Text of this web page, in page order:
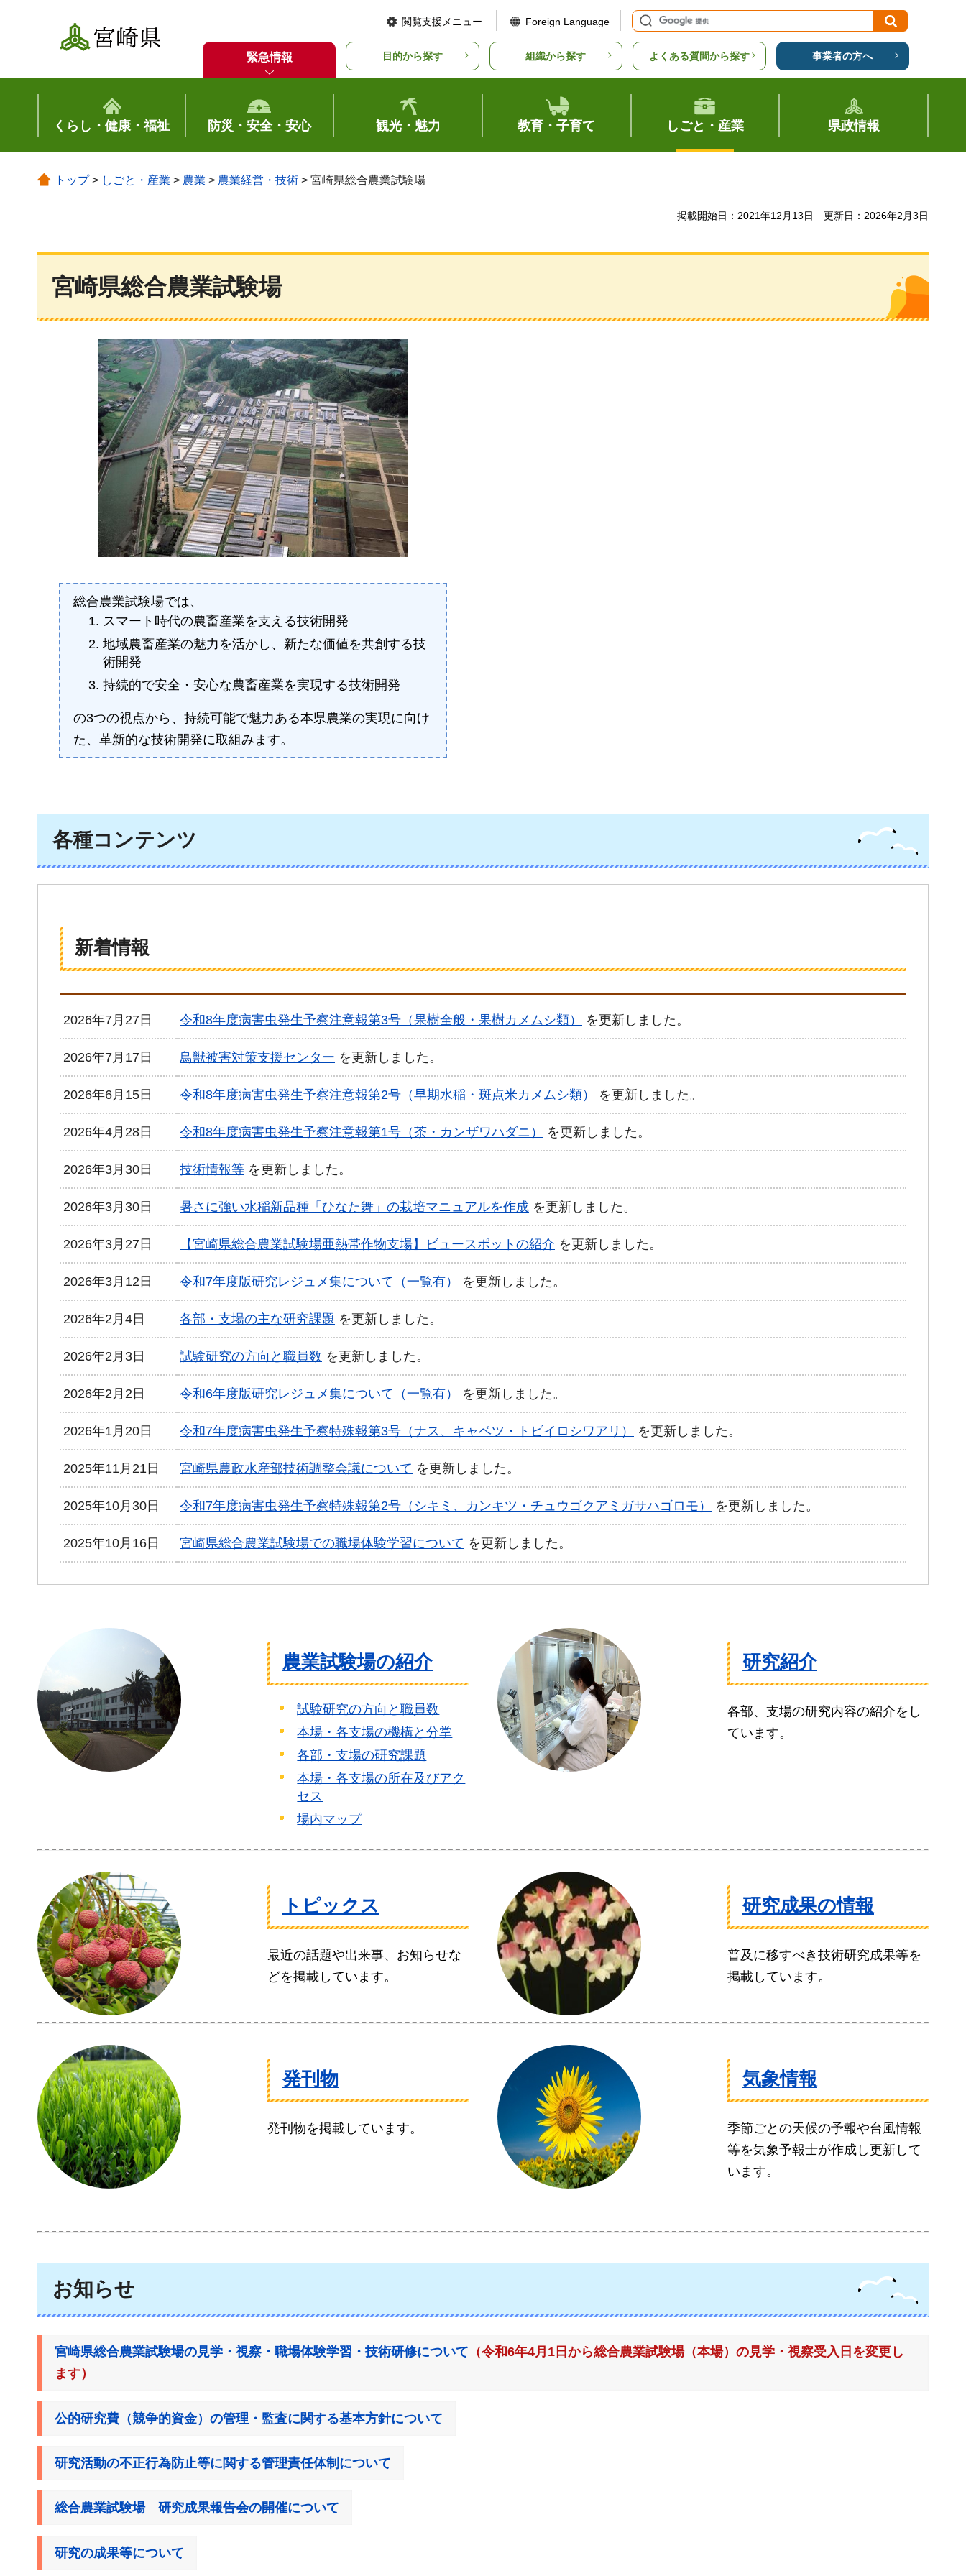
宮崎県
閲覧支援メニュー Foreign Language
緊急情報 目的から探す 組織から探す よくある質問から探す 事業者の方へ
くらし・健康・福祉 防災・安全・安心 観光・魅力 教育・子育て しごと・産業 県政情報
トップ> しごと・産業 > 農業 > 農業経営・技術 > 宮崎県総合農業試験場
掲載開始日：2021年12月13日 更新日：2026年2月3日
宮崎県総合農業試験場
総合農業試験場では、
スマート時代の農畜産業を支える技術開発
地域農畜産業の魅力を活かし、新たな価値を共創する技
術開発
持続的で安全・安心な農畜産業を実現する技術開発
の3つの視点から、持続可能で魅力ある本県農業の実現に向け
た、革新的な技術開発に取組みます。
各種コンテンツ
新着情報
2026年7月27日 令和8年度病害虫発生予察注意報第3号（果樹全般・果樹カメムシ類） を更新しました。
2026年7月17日 鳥獣被害対策支援センター を更新しました。
2026年6月15日 令和8年度病害虫発生予察注意報第2号（早期水稲・斑点米カメムシ類） を更新しました。
2026年4月28日 令和8年度病害虫発生予察注意報第1号（茶・カンザワハダニ） を更新しました。
2026年3月30日 技術情報等 を更新しました。
2026年3月30日 暑さに強い水稲新品種「ひなた舞」の栽培マニュアルを作成 を更新しました。
2026年3月27日 【宮崎県総合農業試験場亜熱帯作物支場】ビュースポットの紹介 を更新しました。
2026年3月12日 令和7年度版研究レジュメ集について（一覧有） を更新しました。
2026年2月4日 各部・支場の主な研究課題 を更新しました。
2026年2月3日 試験研究の方向と職員数 を更新しました。
2026年2月2日 令和6年度版研究レジュメ集について（一覧有） を更新しました。
2026年1月20日 令和7年度病害虫発生予察特殊報第3号（ナス、キャベツ・トビイロシワアリ） を更新しました。
2025年11月21日 宮崎県農政水産部技術調整会議について を更新しました。
2025年10月30日 令和7年度病害虫発生予察特殊報第2号（シキミ、カンキツ・チュウゴクアミガサハゴロモ） を更新しました。
2025年10月16日 宮崎県総合農業試験場での職場体験学習について を更新しました。
農業試験場の紹介
試験研究の方向と職員数
本場・各支場の機構と分掌
各部・支場の研究課題
本場・各支場の所在及びアク
セス
場内マップ
研究紹介
各部、支場の研究内容の紹介をし
ています。
トピックス
最近の話題や出来事、お知らせな
どを掲載しています。
研究成果の情報
普及に移すべき技術研究成果等を
掲載しています。
発刊物
発刊物を掲載しています。
気象情報
季節ごとの天候の予報や台風情報
等を気象予報士が作成し更新して
います。
お知らせ
宮崎県総合農業試験場の見学・視察・職場体験学習・技術研修について （令和6年4月1日から総合農業試験場（本場）の見学・視察受入日を変更し
ます）
公的研究費（競争的資金）の管理・監査に関する基本方針について
研究活動の不正行為防止等に関する管理責任体制について
総合農業試験場 研究成果報告会の開催について
研究の成果等について